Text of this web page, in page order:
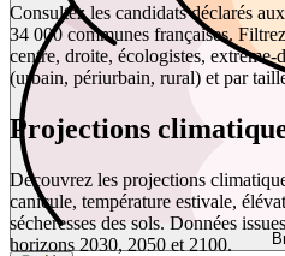
Consultez les candidats déclarés
34 000 communes françaises.
centre, droite, écologistes,
(urbain, périurbain, rural) et par
Projections
Découvrez les projections
canicule, température estivale,
sécheresses des sols. Données
horizons 2030, 2050 et 2100.